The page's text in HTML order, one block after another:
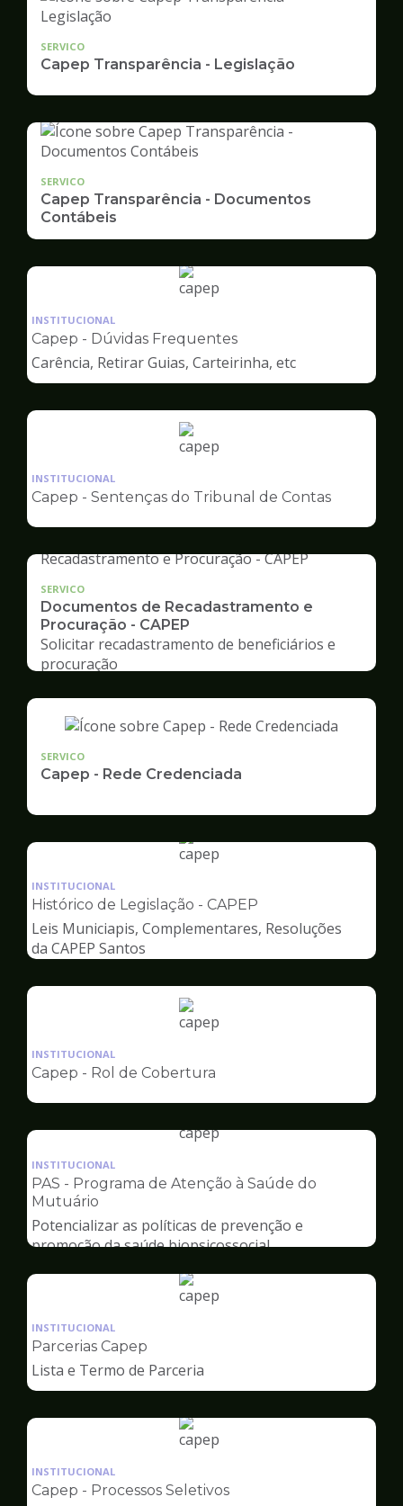
SERVICO
Capep Transparência - Legislação
SERVICO
Capep Transparência - Documentos
Contábeis
Ilustração
pagina
de
Capep
INSTITUCIONAL
Capep - Dúvidas Frequentes
Carência, Retirar Guias, Carteirinha, etc
Ilustração
pagina
Capep
INSTITUCIONAL
Capep - Sentenças do Tribunal de Contas
SERVICO
Documentos de Recadastramento e
Procuração - CAPEP
Solicitar recadastramento de beneficiários e
procuração
SERVICO
Capep - Rede Credenciada
Ilustração
pagina
Capep
INSTITUCIONAL
Histórico de Legislação - CAPEP
Leis Municiapis, Complementares, Resoluções
da CAPEP Santos
Ilustração
pagina
Capep
INSTITUCIONAL
Capep - Rol de Cobertura
Ilustração
pagina
Capep
INSTITUCIONAL
PAS - Programa de Atenção à Saúde do
Mutuário
Potencializar as políticas de prevenção e
promoção da saúde biopsicossocial
Ilustração
Capep
INSTITUCIONAL
Parcerias Capep
Lista e Termo de Parceria
Ilustração
pagina
INSTITUCIONAL
Capep - Processos Seletivos